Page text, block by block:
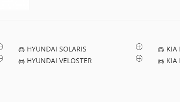
HYUNDAI SOLARIS
HYUNDAI VELOSTER
KIA
KIA